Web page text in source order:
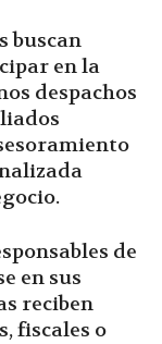
buscan
en la
despachos
de
en sus
reciben
fiscales o